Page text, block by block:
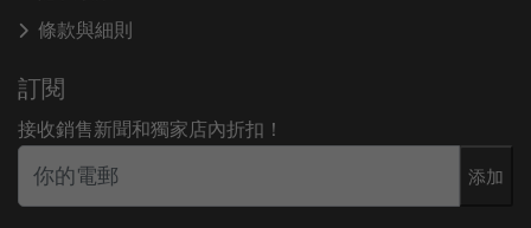
條款與細則
訂閱
接收銷售新聞和獨家店內折扣！
添加